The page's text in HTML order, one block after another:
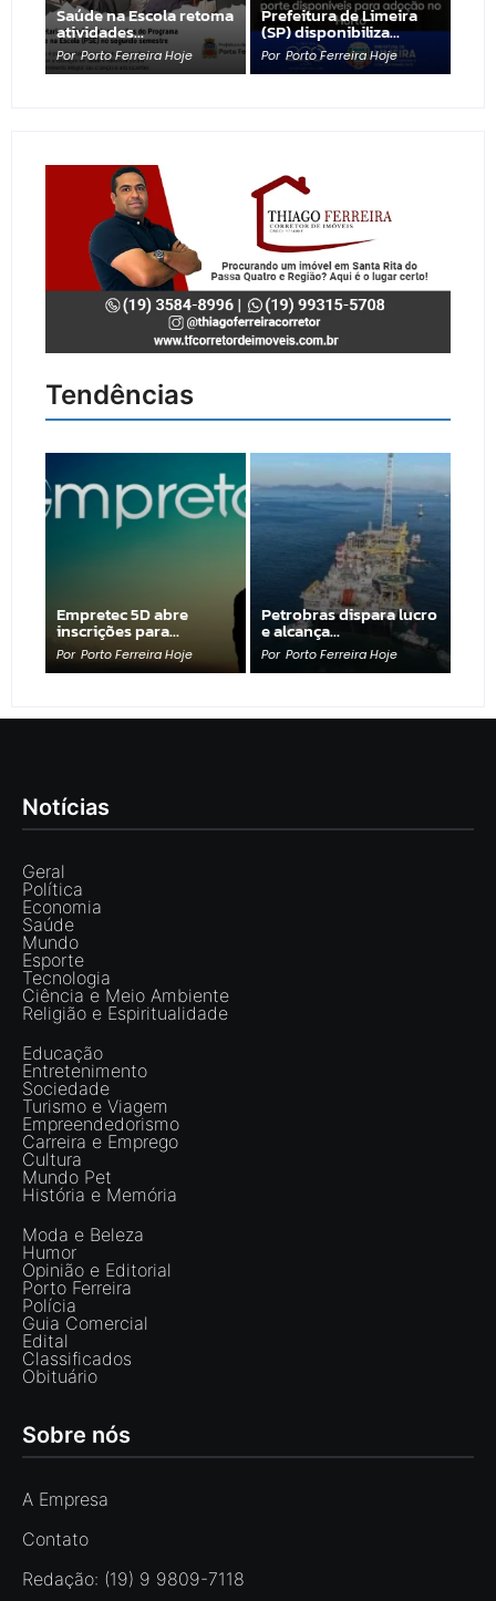
Saúde na Escola retoma
atividades…
Por Porto Ferreira Hoje
Prefeitura de Limeira
(SP) disponibiliza…
Por Porto Ferreira Hoje
Tendências
Empretec 5D abre
inscrições para…
Por Porto Ferreira Hoje
Petrobras dispara lucro
e alcança…
Por Porto Ferreira Hoje
Notícias
Geral
Política
Economia
Saúde
Mundo
Esporte
Tecnologia
Ciência e Meio Ambiente
Religião e Espiritualidade
Educação
Entretenimento
Sociedade
Turismo e Viagem
Empreendedorismo
Carreira e Emprego
Cultura
Mundo Pet
História e Memória
Moda e Beleza
Humor
Opinião e Editorial
Porto Ferreira
Polícia
Guia Comercial
Edital
Classificados
Obituário
Sobre nós
A Empresa
Contato
Redação: (19) 9 9809-7118